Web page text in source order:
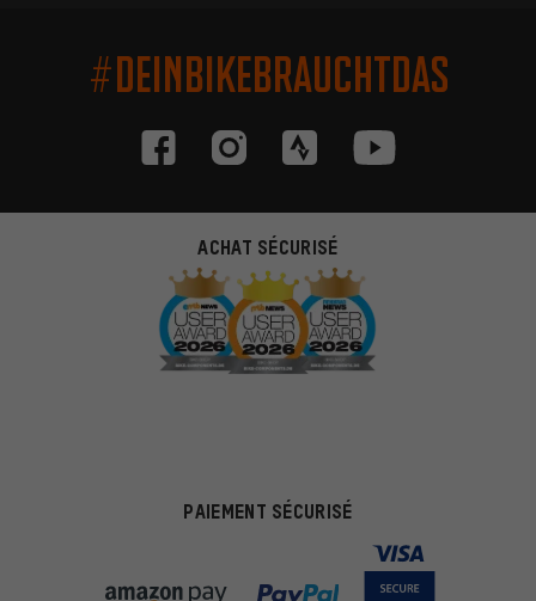
#DEINBIKEBRAUCHTDAS
ACHAT SÉCURISÉ
PAIEMENT SÉCURISÉ